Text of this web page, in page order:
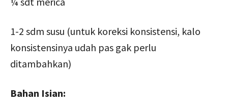
1-2 sdm susu (untuk koreksi konsistensi, kalo
konsistensinya udah pas gak perlu
ditambahkan)
Bahan Isian: